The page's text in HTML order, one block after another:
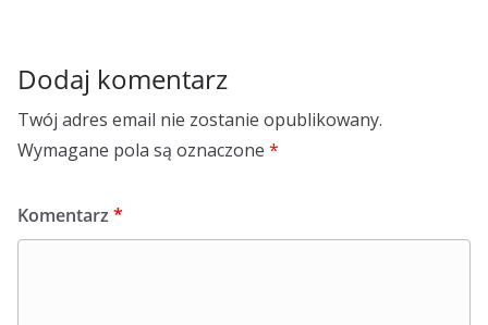
Dodaj komentarz
Twój adres email nie zostanie opublikowany.
Wymagane pola są oznaczone *
Komentarz *